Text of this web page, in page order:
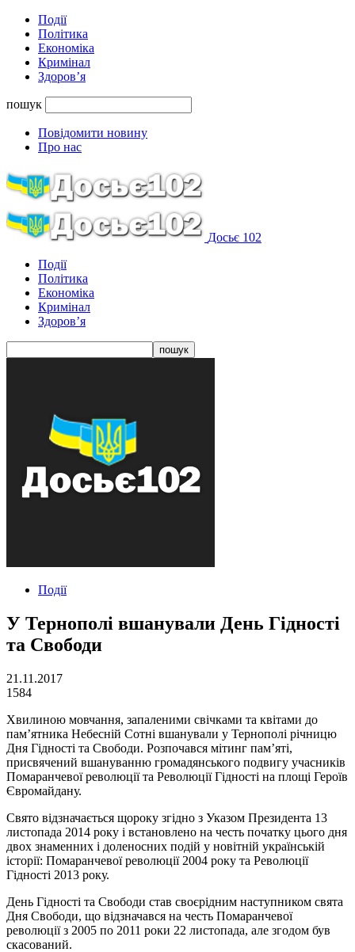
Події
Політика
Економіка
Кримінал
Здоров’я
пошук
Повідомити новину
Про нас
Досьє 102
Події
Політика
Економіка
Кримінал
Здоров’я
Події
У Тернополі вшанували День Гідності
та Свободи
21.11.2017
1584
Хвилиною мовчання, запаленими свічками та квітами до
пам’ятника Небесній Сотні вшанували у Тернополі річницю
Дня Гідності та Свободи. Розпочався мітинг пам’яті,
присвячений вшануванню громадянського подвигу учасників
Помаранчевої революції та Революції Гідності на площі Героїв
Євромайдану.
Свято відзначається щороку згідно з Указом Президента 13
листопада 2014 року і встановлено на честь початку цього дня
двох знаменних і доленосних подій у новітній українській
історії: Помаранчевої революції 2004 року та Революції
Гідності 2013 року.
День Гідності та Свободи став своєрідним наступником свята
Дня Свободи, що відзначався на честь Помаранчевої
революції з 2005 по 2011 роки 22 листопада, але згодом був
скасований.